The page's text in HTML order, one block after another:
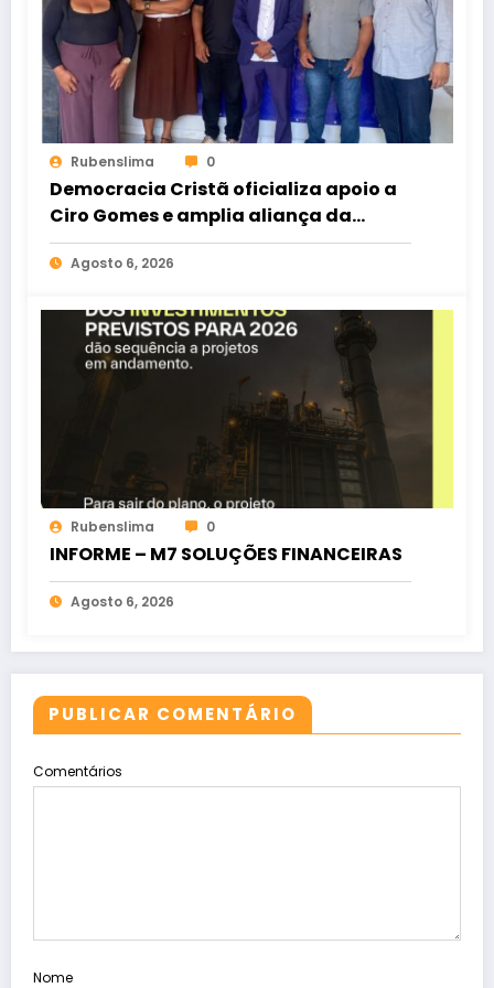
Rubenslima 0
Democracia Cristã oficializa apoio a
Ciro Gomes e amplia aliança da
oposição no Ceará
Agosto 6, 2026
Rubenslima 0
INFORME – M7 SOLUÇÕES FINANCEIRAS
Agosto 6, 2026
PUBLICAR COMENTÁRIO
Comentários
Nome